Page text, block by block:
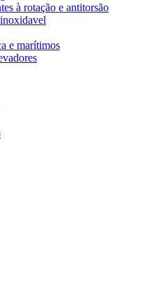
à rotação e antitorsão
e marítimos